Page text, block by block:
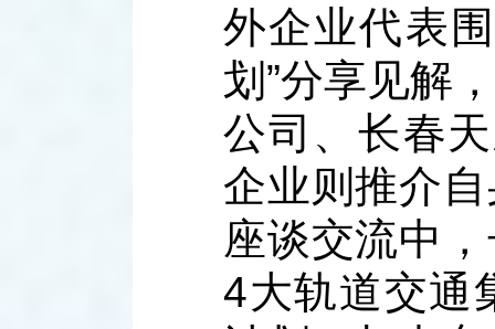
外企业代表
划”分享见解
公司、长春
企业则推介
座谈交流中
4大轨道交通